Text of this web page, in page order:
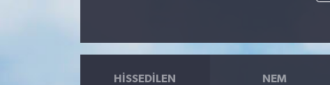
HISSEDILEN NEM